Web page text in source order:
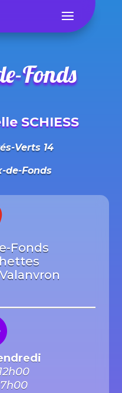
Fonds
SCHIESS
Verts 14
de-Fonds
Fonds